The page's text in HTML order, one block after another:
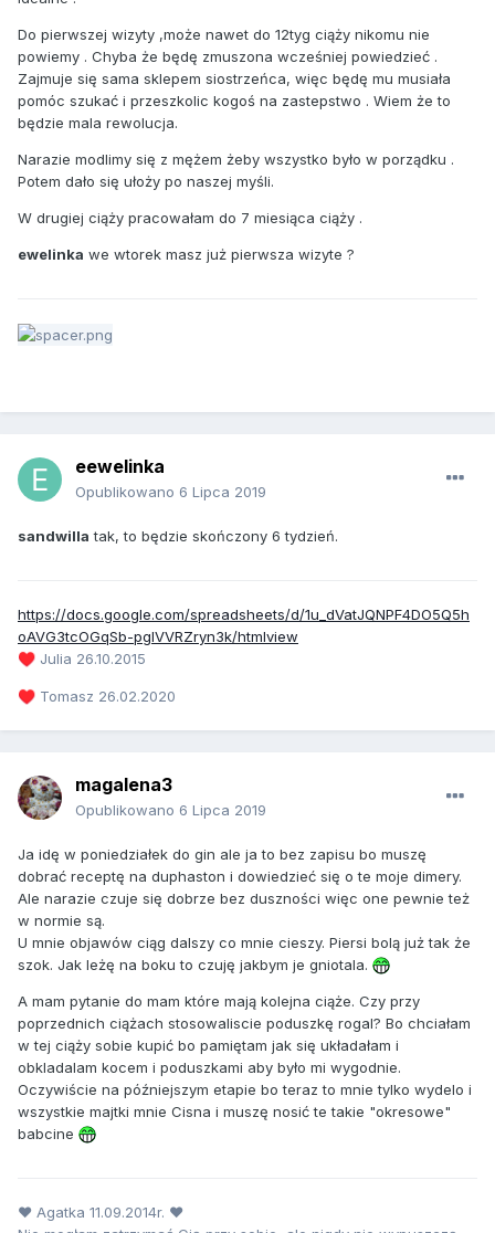
Do pierwszej wizyty ,może nawet do 12tyg ciąży nikomu nie
powiemy . Chyba że będę zmuszona wcześniej powiedzieć .
Zajmuje się sama sklepem siostrzeńca, więc będę mu musiała
pomóc szukać i przeszkolic kogoś na zastepstwo . Wiem że to
będzie mala rewolucja.
Narazie modlimy się z mężem żeby wszystko było w porządku .
Potem dało się ułoży po naszej myśli.
W drugiej ciąży pracowałam do 7 miesiąca ciąży .
ewelinka we wtorek masz już pierwsza wizyte ?
eewelinka
Opublikowano 6 Lipca 2019
sandwilla tak, to będzie skończony 6 tydzień.
https://docs.google.com/spreadsheets/d/1u_dVatJQNPF4DO5Q5h
oAVG3tcOGqSb-pglVVRZryn3k/htmlview
♥️ Julia 26.10.2015
♥️ Tomasz 26.02.2020
magalena3
Opublikowano 6 Lipca 2019
Ja idę w poniedziałek do gin ale ja to bez zapisu bo muszę
dobrać receptę na duphaston i dowiedzieć się o te moje dimery.
Ale narazie czuje się dobrze bez duszności więc one pewnie też
w normie są.
U mnie objawów ciąg dalszy co mnie cieszy. Piersi bolą już tak że
szok. Jak leżę na boku to czuję jakbym je gniotala.
A mam pytanie do mam które mają kolejna ciąże. Czy przy
poprzednich ciążach stosowaliscie poduszkę rogal? Bo chciałam
w tej ciąży sobie kupić bo pamiętam jak się układałam i
obkladalam kocem i poduszkami aby było mi wygodnie.
Oczywiście na późniejszym etapie bo teraz to mnie tylko wydelo i
wszystkie majtki mnie Cisna i muszę nosić te takie "okresowe"
babcine
♥ Agatka 11.09.2014r. ♥